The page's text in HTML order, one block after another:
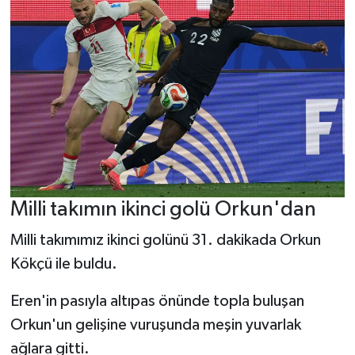
Milli takımın ikinci golü Orkun'dan
Milli takımımız ikinci golünü 31. dakikada Orkun
Kökçü ile buldu.
Eren'in pasıyla altıpas önünde topla buluşan
Orkun'un gelişine vuruşunda meşin yuvarlak
ağlara gitti.